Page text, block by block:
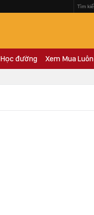
Học đường Xem Mua Luôn